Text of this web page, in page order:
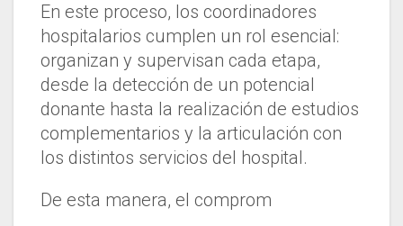
En este proceso, los coordinadores
hospitalarios cumplen un rol esencial:
organizan y supervisan cada etapa,
desde la detección de un potencial
donante hasta la realización de estudios
complementarios y la articulación con
los distintos servicios del hospital.
De esta manera, el comprom